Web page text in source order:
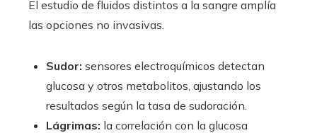
El estudio de fluidos distintos a la sangre amplía
las opciones no invasivas.
Sudor: sensores electroquímicos detectan
glucosa y otros metabolitos, ajustando los
resultados según la tasa de sudoración.
Lágrimas: la correlación con la glucosa